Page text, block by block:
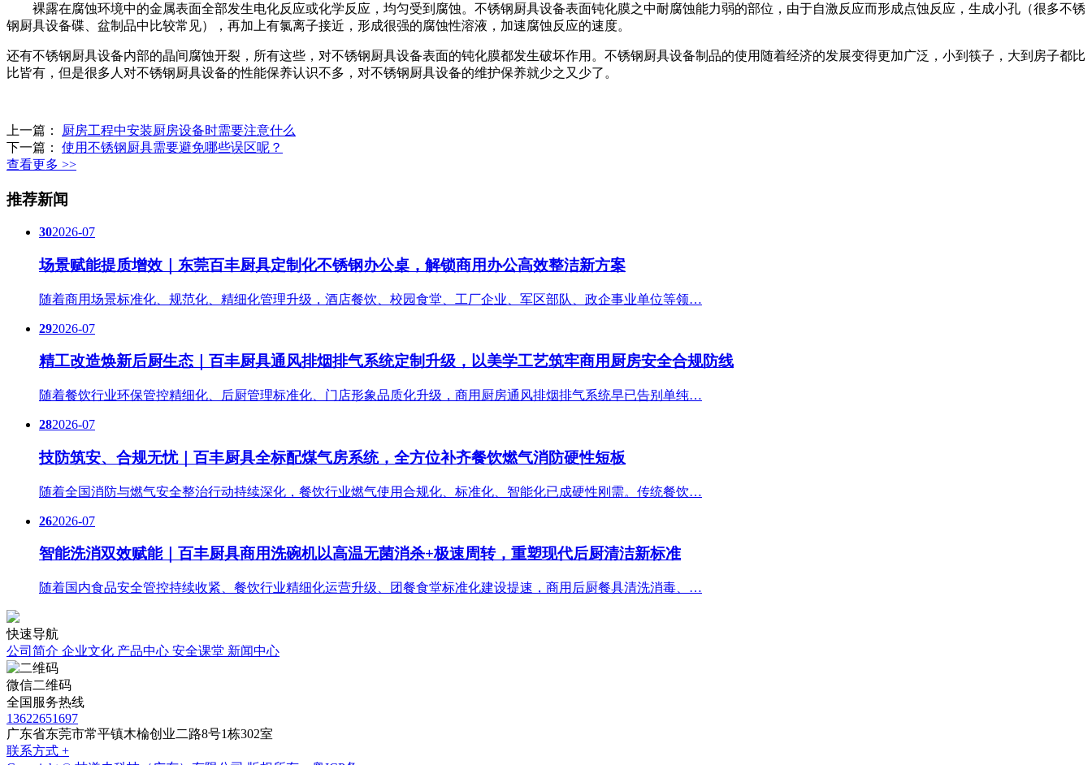
裸露在腐蚀环境中的金属表面全部发生电化反应或化学反应，均匀受到腐蚀。不锈钢厨具设备表面钝化膜之中耐腐蚀能力弱的部位，由于自激反应而形成点蚀反应，生成小孔（很多不锈
钢厨具设备碟、盆制品中比较常见），再加上有氯离子接近，形成很强的腐蚀性溶液，加速腐蚀反应的速度。
还有不锈钢厨具设备内部的晶间腐蚀开裂，所有这些，对不锈钢厨具设备表面的钝化膜都发生破坏作用。不锈钢厨具设备制品的使用随着经济的发展变得更加广泛，小到筷子，大到房子都比
比皆有，但是很多人对不锈钢厨具设备的性能保养认识不多，对不锈钢厨具设备的维护保养就少之又少了。
上一篇：
厨房工程中安装厨房设备时需要注意什么
下一篇： 使用不锈钢厨具需要避免哪些误区呢？
查看更多 >>
推荐新闻
302026-07
场景赋能提质增效｜东莞百丰厨具定制化不锈钢办公桌，解锁商用办公高效整洁新方案
随着商用场景标准化、规范化、精细化管理升级，酒店餐饮、校园食堂、工厂企业、军区部队、政企事业单位等领…
292026-07
精工改造焕新后厨生态｜百丰厨具通风排烟排气系统定制升级，以美学工艺筑牢商用厨房安全合规防线
随着餐饮行业环保管控精细化、后厨管理标准化、门店形象品质化升级，商用厨房通风排烟排气系统早已告别单纯…
282026-07
技防筑安、合规无忧｜百丰厨具全标配煤气房系统，全方位补齐餐饮燃气消防硬性短板
随着全国消防与燃气安全整治行动持续深化，餐饮行业燃气使用合规化、标准化、智能化已成硬性刚需。传统餐饮…
262026-07
智能洗消双效赋能｜百丰厨具商用洗碗机以高温无菌消杀+极速周转，重塑现代后厨清洁新标准
随着国内食品安全管控持续收紧、餐饮行业精细化运营升级、团餐食堂标准化建设提速，商用后厨餐具清洗消毒、…
快速导航
公司简介 企业文化 产品中心 安全课堂 新闻中心
微信二维码
全国服务热线
13622651697
广东省东莞市常平镇木棆创业二路8号1栋302室
联系方式 +